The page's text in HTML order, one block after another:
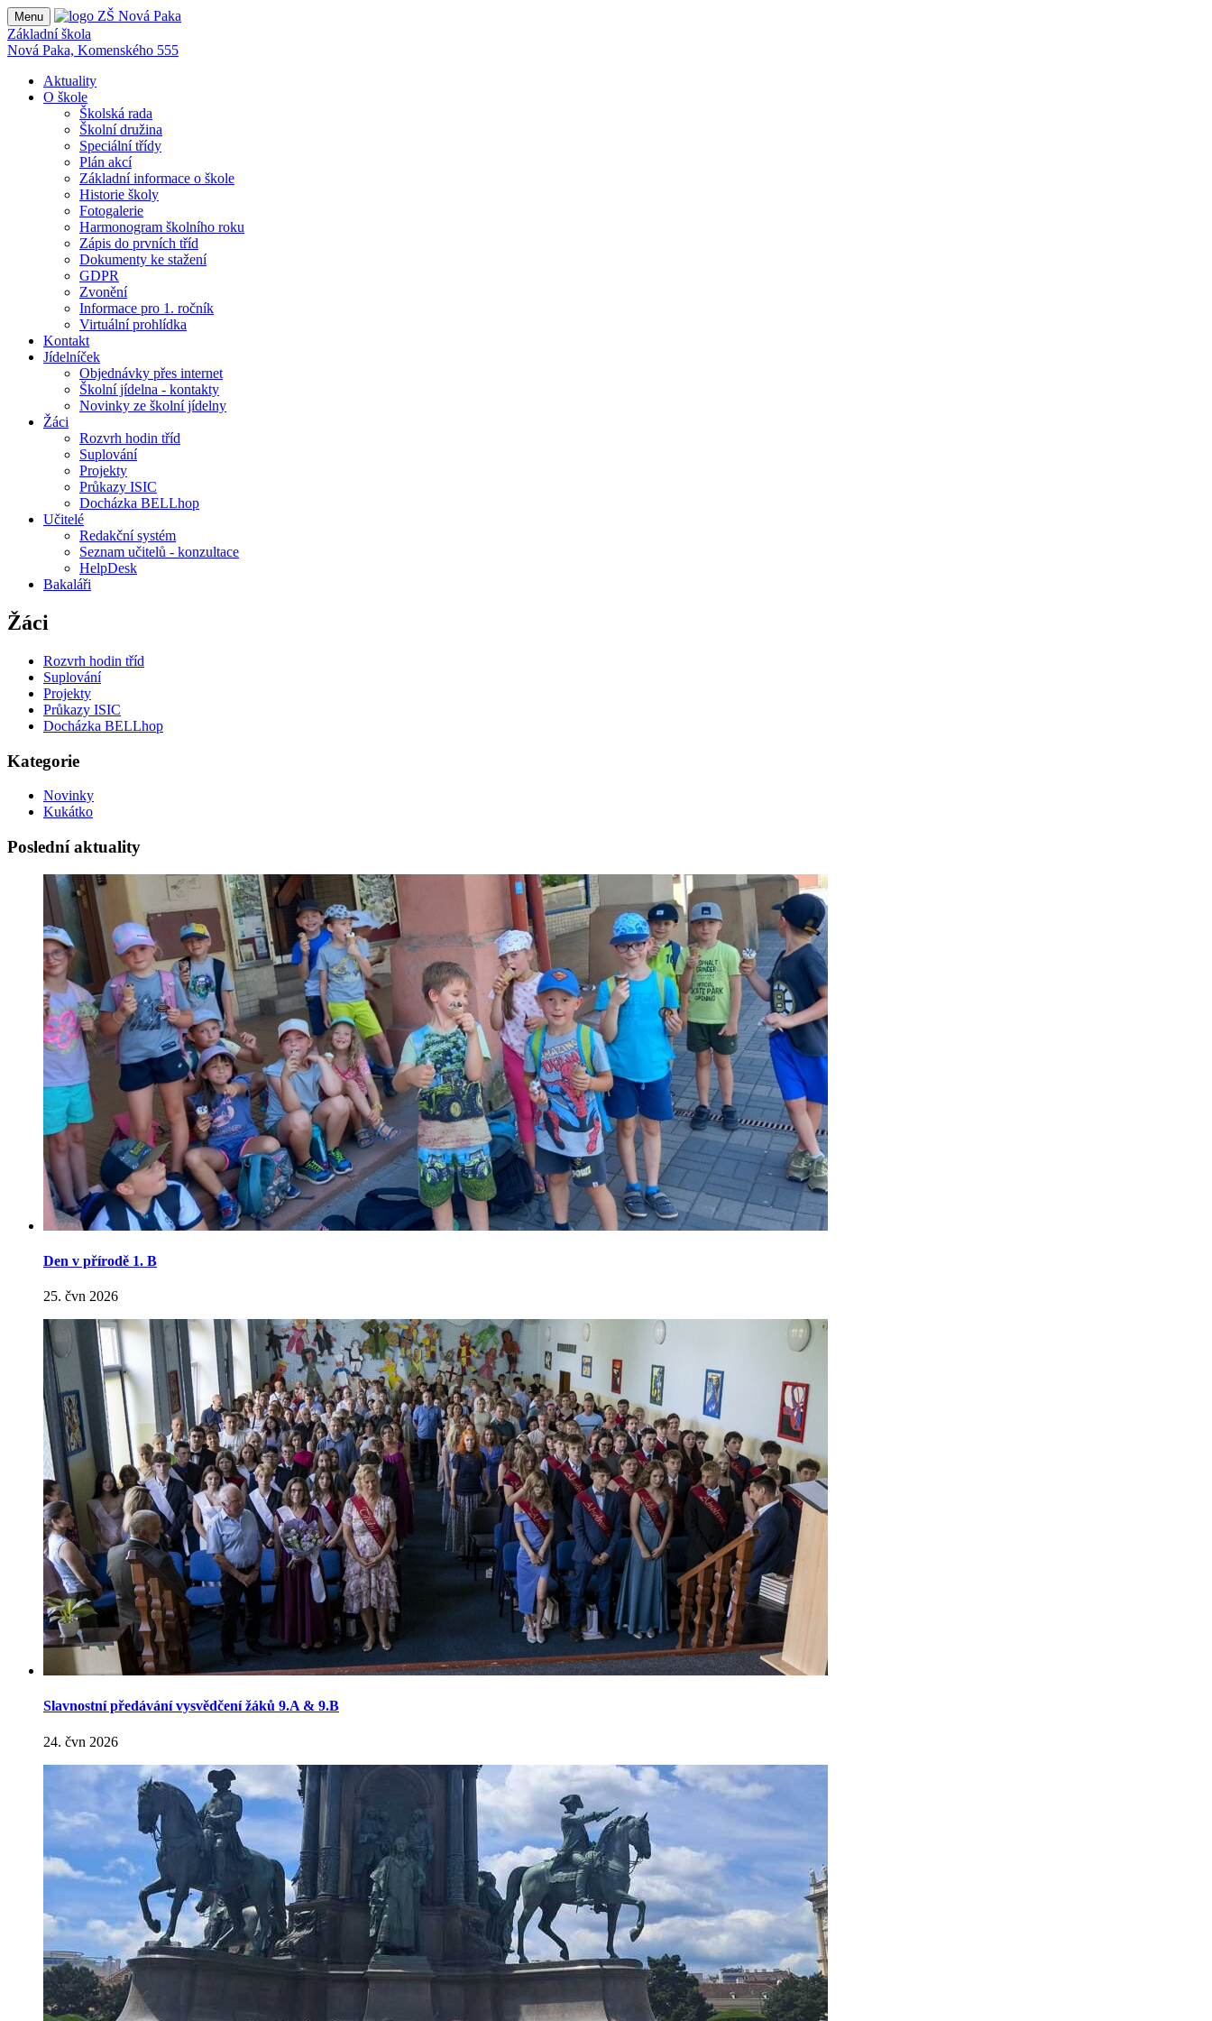
Menu
Základní škola
Nová Paka, Komenského 555
Aktuality
O škole
Školská rada
Školní družina
Speciální třídy
Plán akcí
Základní informace o škole
Historie školy
Fotogalerie
Harmonogram školního roku
Zápis do prvních tříd
Dokumenty ke stažení
GDPR
Zvonění
Informace pro 1. ročník
Virtuální prohlídka
Kontakt
Jídelníček
Objednávky přes internet
Školní jídelna - kontakty
Novinky ze školní jídelny
Žáci
Rozvrh hodin tříd
Suplování
Projekty
Průkazy ISIC
Docházka BELLhop
Učitelé
Redakční systém
Seznam učitelů - konzultace
HelpDesk
Bakaláři
Žáci
Rozvrh hodin tříd
Suplování
Projekty
Průkazy ISIC
Docházka BELLhop
Kategorie
Novinky
Kukátko
Poslední aktuality
Den v přírodě 1. B
25. čvn 2026
Slavnostní předávání vysvědčení žáků 9.A & 9.B
24. čvn 2026